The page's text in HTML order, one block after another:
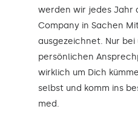
werden wir jedes Jahr
Company in Sachen
ausgezeichnet. Nur bei
persönlichen
wirklich um Dich
selbst und komm ins
med.